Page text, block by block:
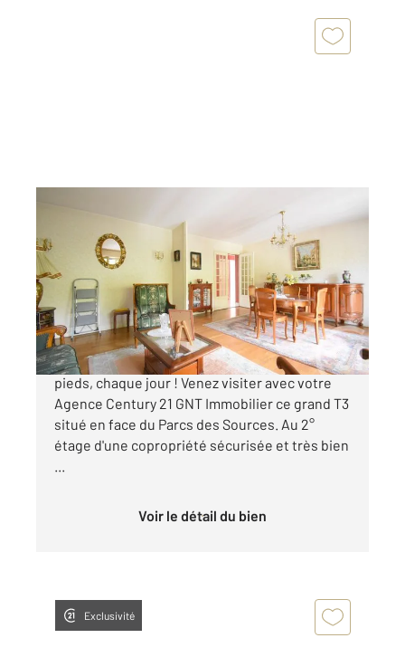
, 3 pièces
Ref : 1923
Appartement T3 à vendre
230 000 €
Le Parc des Sources entièrement refait à vos
pieds, chaque jour ! Venez visiter avec votre
Agence Century 21 GNT Immobilier ce grand T3
situé en face du Parcs des Sources. Au 2°
étage d'une copropriété sécurisée et très bien
...
Voir le détail du bien
Exclusivité